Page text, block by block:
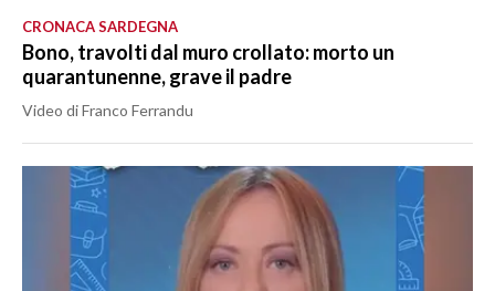
CRONACA SARDEGNA
Bono, travolti dal muro crollato: morto un
quarantunenne, grave il padre
Video di Franco Ferrandu